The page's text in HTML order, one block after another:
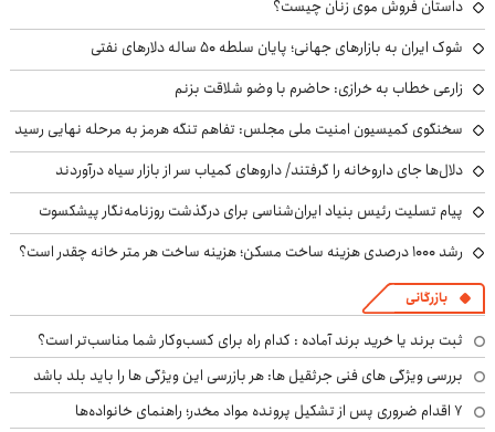
داستان فروش موی زنان چیست؟
شوک ایران به بازارهای جهانی؛ پایان سلطه ۵۰ ساله دلارهای نفتی
زارعی خطاب به خرازی: حاضرم با وضو شلاقت بزنم
سخنگوی کمیسیون امنیت ملی مجلس: تفاهم تنگه هرمز به مرحله نهایی رسید
دلال‌ها جای داروخانه را گرفتند/ داروهای کمیاب سر از بازار سیاه درآوردند
پیام تسلیت رئیس بنیاد ایران‌شناسی برای درگذشت روزنامه‌نگار پیشکسوت
رشد ۱۰۰۰ درصدی هزینه ساخت مسکن؛ هزینه ساخت هر متر خانه چقدر است؟
بازرگانی
ثبت برند یا خرید برند آماده : کدام راه برای کسب‌وکار شما مناسب‌تر است؟
بررسی ویژگی های فنی جرثقیل ها: هر بازرسی این ویژگی ها را باید بلد باشد
۷ اقدام ضروری پس از تشکیل پرونده مواد مخدر؛ راهنمای خانواده‌ها